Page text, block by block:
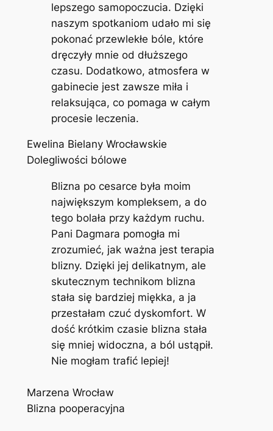
lepszego samopoczucia. Dzięki
naszym spotkaniom udało mi się
pokonać przewlekłe bóle, które
dręczyły mnie od dłuższego
czasu. Dodatkowo, atmosfera w
gabinecie jest zawsze miła i
relaksująca, co pomaga w całym
procesie leczenia.
Ewelina Bielany Wrocławskie
Dolegliwości bólowe
Blizna po cesarce była moim
największym kompleksem, a do
tego bolała przy każdym ruchu.
Pani Dagmara pomogła mi
zrozumieć, jak ważna jest terapia
blizny. Dzięki jej delikatnym, ale
skutecznym technikom blizna
stała się bardziej miękka, a ja
przestałam czuć dyskomfort. W
dość krótkim czasie blizna stała
się mniej widoczna, a ból ustąpił.
Nie mogłam trafić lepiej!
Marzena Wrocław
Blizna pooperacyjna